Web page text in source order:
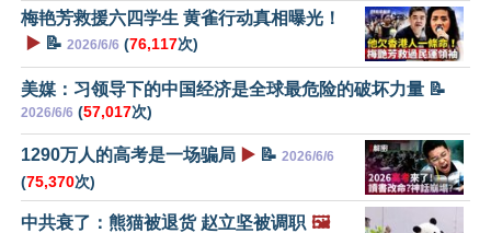
梅艳芳救援六四学生 黄雀行动真相曝光！
▶️ 📝 2026/6/6 (76,117次)
美媒：习领导下的中国经济是全球最危险的破坏力量 📝
2026/6/6 (57,017次)
1290万人的高考是一场骗局 ▶️ 📝 2026/6/6
(75,370次)
中共衰了：熊猫被退货 赵立坚被调职 🖼️